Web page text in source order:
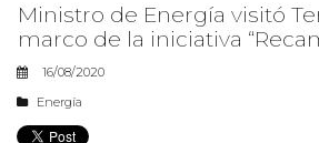
Ministro de Energía visitó
marco de la iniciativa
16/08/2020
Energía